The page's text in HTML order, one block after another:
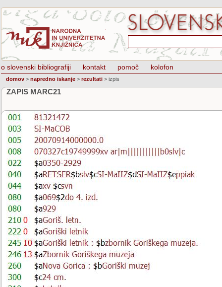
o slovenski bibliografiji kontakt pomoč kolofon
domov > napredno iskanje > rezultati > izpis
ZAPIS MARC21